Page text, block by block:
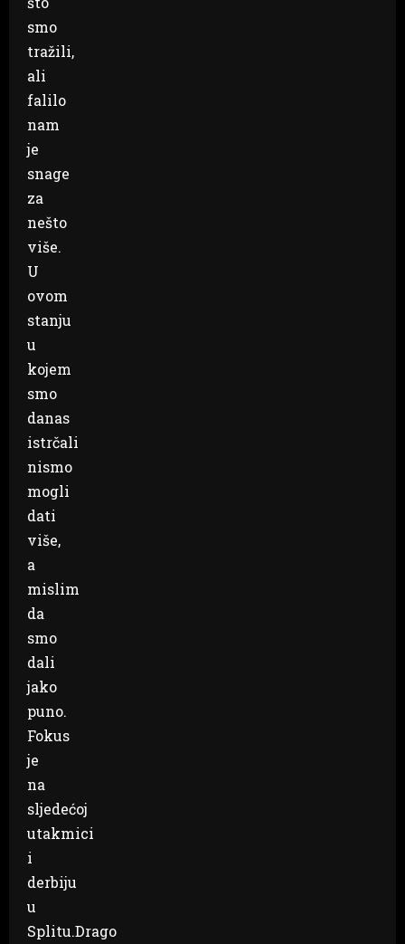
smo
tražili,
ali
falilo
nam
je
snage
za
nešto
više.
U
ovom
stanju
u
kojem
smo
danas
istrčali
nismo
mogli
dati
više,
a
mislim
da
smo
dali
jako
puno.
Fokus
je
na
sljedećoj
utakmici
i
derbiju
u
Splitu.Drago